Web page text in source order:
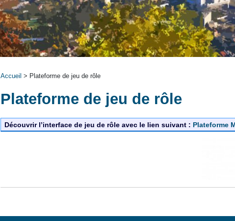
Accueil > Plateforme de jeu de rôle
Plateforme de jeu de rôle
Découvrir l’interface de jeu de rôle avec le lien suivant : Plateforme